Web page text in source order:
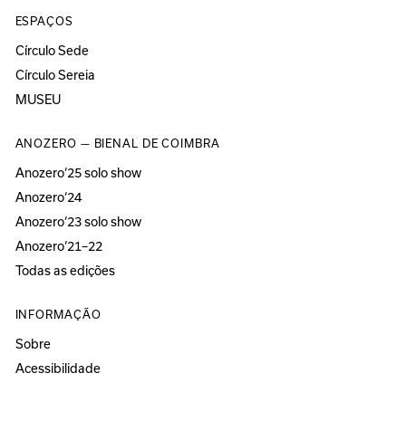
ESPAÇOS
Círculo Sede
Círculo Sereia
MUSEU
ANOZERO — BIENAL DE COIMBRA
Anozero‘25 solo show
Anozero‘24
Anozero‘23 solo show
Anozero‘21–22
Todas as edições
INFORMAÇÃO
Sobre
Acessibilidade